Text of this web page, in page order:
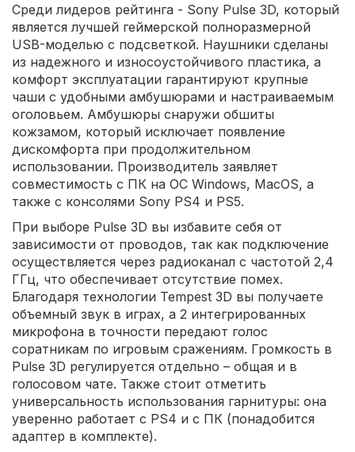
Среди лидеров рейтинга - Sony Pulse 3D, который
является лучшей геймерской полноразмерной
USB-моделью с подсветкой. Наушники сделаны
из надежного и износоустойчивого пластика, а
комфорт эксплуатации гарантируют крупные
чаши с удобными амбушюрами и настраиваемым
оголовьем. Амбушюры снаружи обшиты
кожзамом, который исключает появление
дискомфорта при продолжительном
использовании. Производитель заявляет
совместимость с ПК на ОС Windows, MacOS, а
также с консолями Sony PS4 и PS5.
При выборе Pulse 3D вы избавите себя от
зависимости от проводов, так как подключение
осуществляется через радиоканал с частотой 2,4
ГГц, что обеспечивает отсутствие помех.
Благодаря технологии Tempest 3D вы получаете
объемный звук в играх, а 2 интегрированных
микрофона в точности передают голос
соратникам по игровым сражениям. Громкость в
Pulse 3D регулируется отдельно – общая и в
голосовом чате. Также стоит отметить
универсальность использования гарнитуры: она
уверенно работает с PS4 и с ПК (понадобится
адаптер в комплекте).